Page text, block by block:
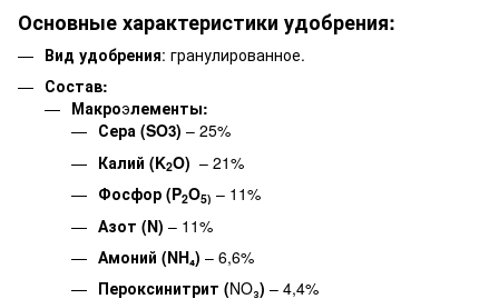
Основные характеристики удобрения:
Вид удобрения: гранулированное.
Состав:
Макроэлементы:
Сера (SO3) – 25%
Калий (K2O) – 21%
Фосфор (P2O5) – 11%
Азот (N) – 11%
Амоний (NH₄) – 6,6%
Пероксинитрит (NO₃) – 4,4%